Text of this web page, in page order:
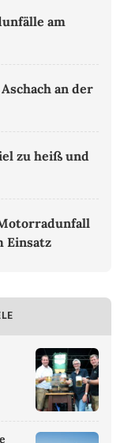
am
an der
zu heiß und
Einsatz